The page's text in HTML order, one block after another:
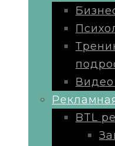
Видео
BTL